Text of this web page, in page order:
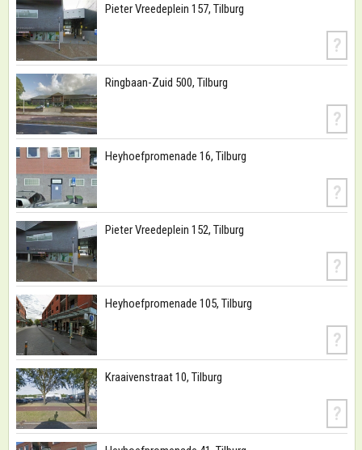
Pieter Vreedeplein 157, Tilburg
?
Ringbaan-Zuid 500, Tilburg
?
Heyhoefpromenade 16, Tilburg
?
Pieter Vreedeplein 152, Tilburg
?
Heyhoefpromenade 105, Tilburg
?
Kraaivenstraat 10, Tilburg
?